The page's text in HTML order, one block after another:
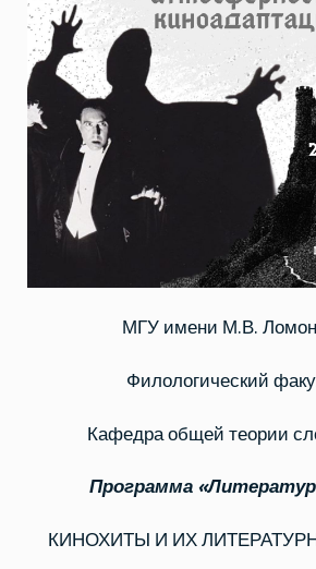
МГУ имени М.В.
Филологический
Кафедра общей теории
Программа
КИНОХИТЫ И ИХ